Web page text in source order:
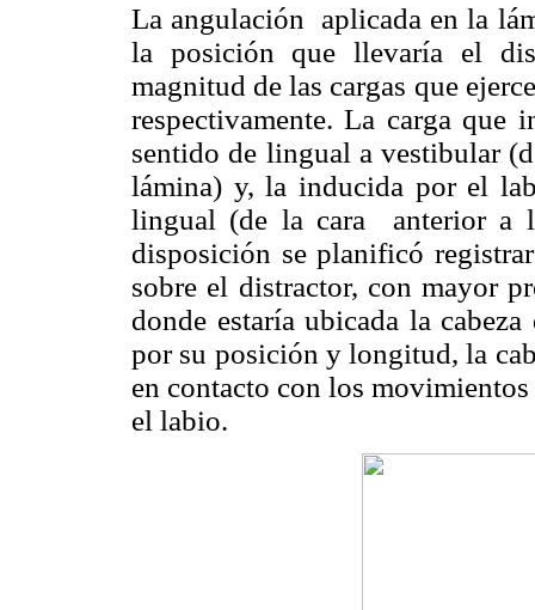
La angulación aplicada en la
la posición que llevaría el
magnitud de las cargas que
respectivamente. La carga que
sentido de lingual a vestibular
lámina) y, la inducida por el
lingual (de la cara anterior a
disposición se planificó
sobre el distractor, con mayor
donde estaría ubicada la
por su posición y longitud, la
en contacto con los
el labio.